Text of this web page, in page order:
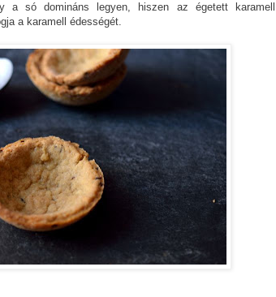
a só domináns legyen, hiszen az égetett karamell
a karamell édességét.